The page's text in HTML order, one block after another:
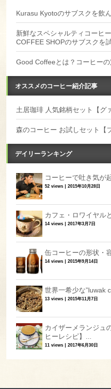
Kurasu Kyotoのサブスクを飲
新鮮なスペシャルティコーヒ
COFFEE SHOPのサブスクを
Good Coffeeとは？コーヒーの
オススメのコーヒー紹介記事
土居珈琲 人気銘柄セット【グ
森のコーヒー お試しセット【
デイリーランキング
コーヒーで吐き気が
52 views |2015年10月28日
カフェ・ロワイヤル
14 views |2017年3月7日
缶コーヒーの形状・
14 views |2015年9月14日
世界一希少な”luwak
13 views |2015年11月7日
カイザーメランジュ
ヒーレシピ】...
11 views |2017年6月30日